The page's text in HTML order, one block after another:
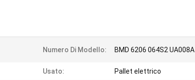
Numero Di Modello: BMD 6206 064S2 UA008A
Usato: Pallet elettrico